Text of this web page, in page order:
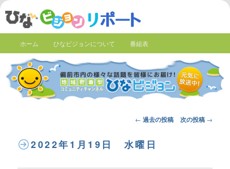
ホーム ひなビジョンについて 番組表
Post
← 過去の投稿 次の投稿 →
2022年1月19日 水曜日